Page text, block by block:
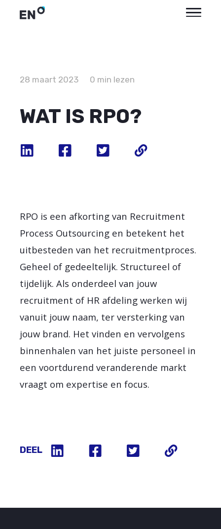
28 maart 2023 0 min lezen
WAT IS RPO?
RPO is een afkorting van Recruitment
Process Outsourcing en betekent het
uitbesteden van het recruitmentproces.
Geheel of gedeeltelijk. Structureel of
tijdelijk. Als onderdeel van jouw
recruitment of HR afdeling werken wij
vanuit jouw naam, ter versterking van
jouw brand. Het vinden en vervolgens
binnenhalen van het juiste personeel in
een voortdurend veranderende markt
vraagt om expertise en focus.
DEEL